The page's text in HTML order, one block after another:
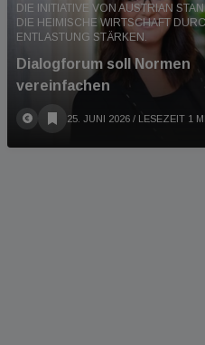
DIE INITIATIVE VON AUSTRIAN
DIE HEIMISCHE WIRTSCHAFT
ENTLASTUNG STÄRKEN.
Dialogforum soll Normen
vereinfachen
25. JUNI 2026 / LESEZEIT 1